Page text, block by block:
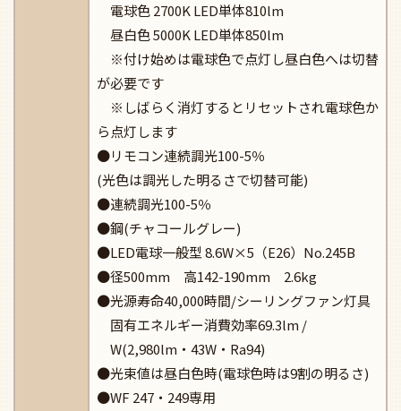
電球色 2700K LED単体810lm
昼白色 5000K LED単体850lm
※付け始めは電球色で点灯し昼白色へは切替
が必要です
※しばらく消灯するとリセットされ電球色か
ら点灯します
●リモコン連続調光100-5％
(光色は調光した明るさで切替可能)
●連続調光100-5％
●鋼(チャコールグレー)
●LED電球一般型 8.6W×5（E26）No.245B
●径500mm 高142-190mm 2.6kg
●光源寿命40,000時間/シーリングファン灯具
固有エネルギー消費効率69.3lm /
W(2,980lm・43W・Ra94)
●光束値は昼白色時(電球色時は9割の明るさ)
●WF 247・249専用